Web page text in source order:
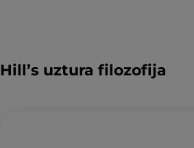
Hill’s uztura filozofija